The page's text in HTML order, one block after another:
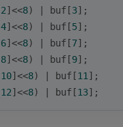
2]<<8) | buf[3];
4]<<8) | buf[5];
6]<<8) | buf[7];
8]<<8) | buf[9];
10]<<8) | buf[11 ];
12]<<8) | buf[13];